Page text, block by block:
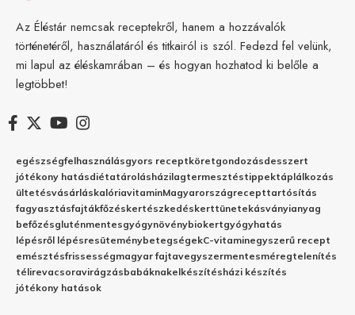
Az Éléstár nemcsak receptekről, hanem a hozzávalók
történetéről, használatáról és titkairól is szól. Fedezd fel velünk,
mi lapul az éléskamrában – és hogyan hozhatod ki belőle a
legtöbbet!
egészségfelhasználásgyors receptköretgondozásdesszert
jótékony hatásdiétatárolásházilagtermesztéstippektáplálkozás
ültetésvásárláskalóriavitaminMagyarországrecepttartósítás
fagyasztásfajtákfőzéskertészkedéskerttünetekásványianyag
befőzésgluténmentesgyógynövénybiokertgyógyhatás
lépésről lépésresüteménybetegségekC-vitaminegyszerű recept
emésztésfrissességmagyar fajtavegyszermentesméregtelenítés
télirevacsoravirágzásbabáknakelkészítésházi készítés
jótékony hatások